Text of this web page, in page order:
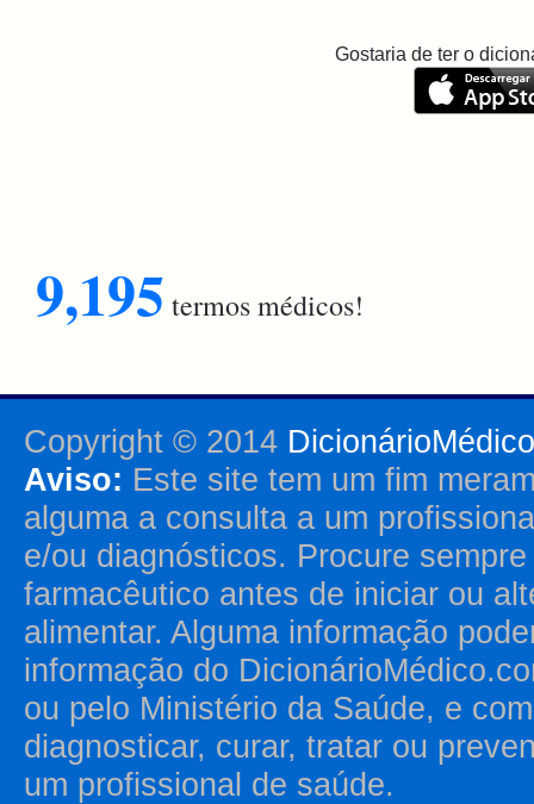
Gostaria de ter o
9,195 termos médicos!
Copyright © 2014
Aviso: Este site tem um fim
alguma a consulta a um
e/ou diagnósticos. Procure
farmacêutico antes de iniciar ou
alimentar. Alguma informação
informação do
ou pelo Ministério da Saúde, e
diagnosticar, curar, tratar ou
um profissional de saúde.